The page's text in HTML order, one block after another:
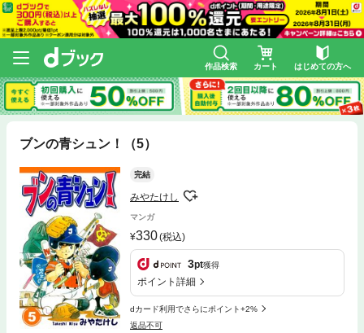
作品検索 カート はじめての方へ
ブンの青シュン！（5）
完結
みやたけし
マンガ
330(税込)
3pt獲得
ポイント詳細
dカード利用でさらにポイント+2%
返品不可